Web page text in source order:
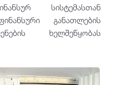
სისტემასთან
განათლების
ხელშეწყობას